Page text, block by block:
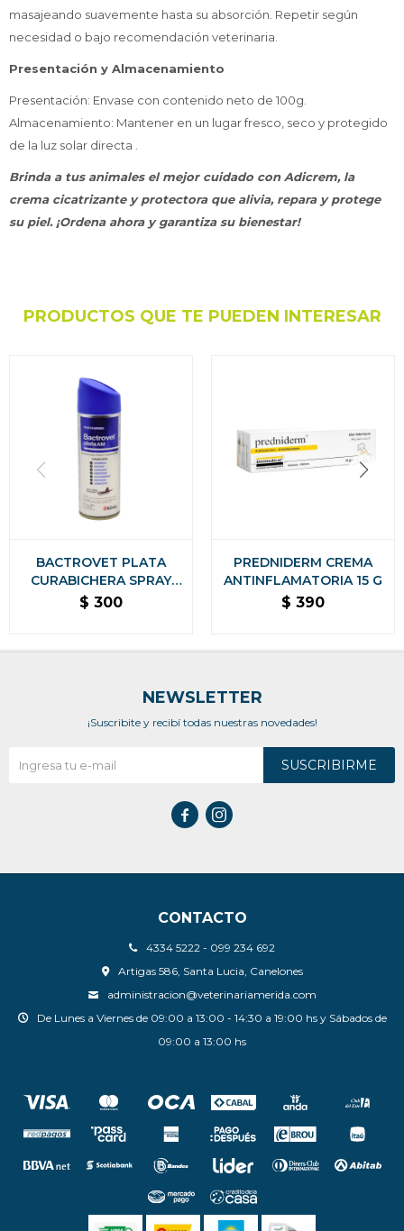
masajeando suavemente hasta su absorción. Repetir según
necesidad o bajo recomendación veterinaria.
Presentación y Almacenamiento
Presentación: Envase con contenido neto de 100g.
Almacenamiento: Mantener en un lugar fresco, seco y protegido
de la luz solar directa .
Brinda a tus animales el mejor cuidado con Adicrem, la
crema cicatrizante y protectora que alivia, repara y protege
su piel. ¡Ordena ahora y garantiza su bienestar!
PRODUCTOS QUE TE PUEDEN INTERESAR
BACTROVET PLATA
CURABICHERA SPRAY
250 CC
$ 300
PREDNIDERM CREMA
ANTINFLAMATORIA 15 G
$ 390
CONTACTO
4334 5222 - 099 234 692
Artigas 586, Santa Lucia, Canelones
administracion@veterinariamerida.com
De Lunes a Viernes de 09:00 a 13:00 - 14:30 a 19:00 hs y Sábados de
09:00 a 13:00 hs
NEWSLETTER
¡Suscribite y recibí todas nuestras novedades!
SUSCRIBIRME
 